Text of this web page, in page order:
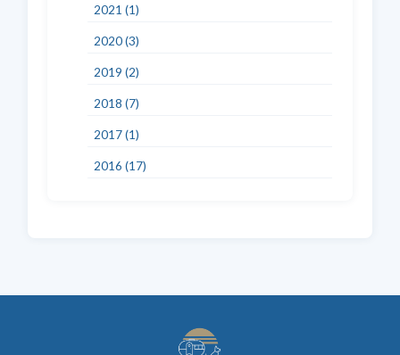
2021 (1)
2020 (3)
2019 (2)
2018 (7)
2017 (1)
2016 (17)